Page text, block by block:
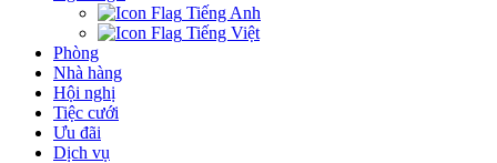
Tiếng Anh
Tiếng Việt
Phòng
Nhà hàng
Hội nghị
Tiệc cưới
Ưu đãi
Dịch vụ